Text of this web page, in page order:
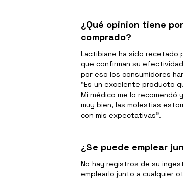
¿Qué opinion tiene
comprado?
Lactibiane ha sido recetado
que confirman su
por eso los consumidores
“Es un excelente producto
Mi médico me lo recomendó
muy bien, las molestias
con mis expectativas”.
¿Se puede emplear
No hay registros de su
emplearlo junto a cualquier